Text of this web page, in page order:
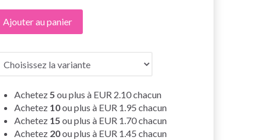
Ajouter au panier
Achetez5 ou plus à EUR 2.10chacun
Achetez 10ou plus à EUR 1.95chacun
Achetez 15 ou plus à EUR 1.70chacun
Achetez 20ou plus à EUR 1.45chacun